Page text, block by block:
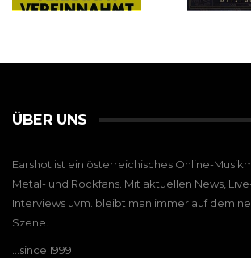
ÜBER UNS
Earshot ist ein österreichisches Online-
Metal- und Rockfans. Mit aktuellen News,
Interviews uvm. bleibt man immer auf dem
Szene.
…since 1999